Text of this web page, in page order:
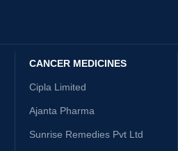
CANCER MEDICINES
Cipla Limited
Ajanta Pharma
Sunrise Remedies Pvt Ltd